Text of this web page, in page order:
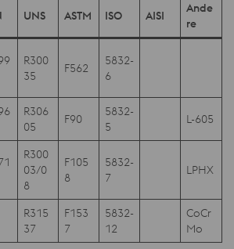
UNS ASTM ISO AISI
Ande
re
R300
35
F562
5832-
6
R306
05
F90
5832-
5
L-605
R300
03/0
8
F105
8
5832-
7
LPHX
R315
37
F153
7
5832-
12
CoCr
Mo